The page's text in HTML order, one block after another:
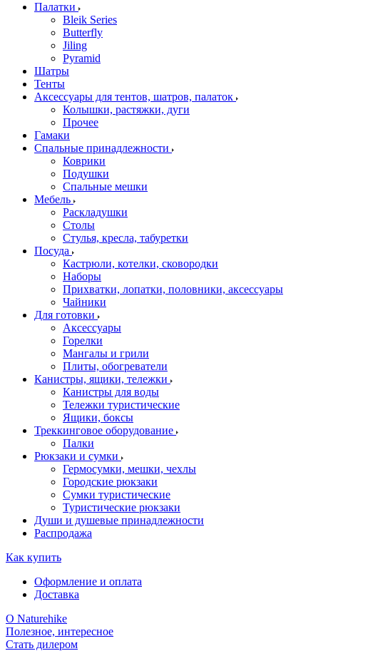
Палатки
Bleik Series
Butterfly
Jiling
Pyramid
Шатры
Тенты
Аксессуары для тентов, шатров, палаток
Колышки, растяжки, дуги
Прочее
Гамаки
Спальные принадлежности
Коврики
Подушки
Спальные мешки
Мебель
Раскладушки
Столы
Стулья, кресла, табуретки
Посуда
Кастрюли, котелки, сковородки
Наборы
Прихватки, лопатки, половники, аксессуары
Чайники
Для готовки
Аксессуары
Горелки
Мангалы и грили
Плиты, обогреватели
Канистры, ящики, тележки
Канистры для воды
Тележки туристические
Ящики, боксы
Треккинговое оборудование
Палки
Рюкзаки и сумки
Гермосумки, мешки, чехлы
Городские рюкзаки
Сумки туристические
Туристические рюкзаки
Души и душевые принадлежности
Распродажа
Как купить
Оформление и оплата
Доставка
О Naturehike
Полезное, интересное
Стать дилером